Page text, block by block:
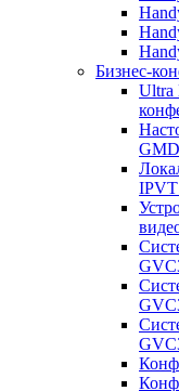
Бизнес-
Ultra